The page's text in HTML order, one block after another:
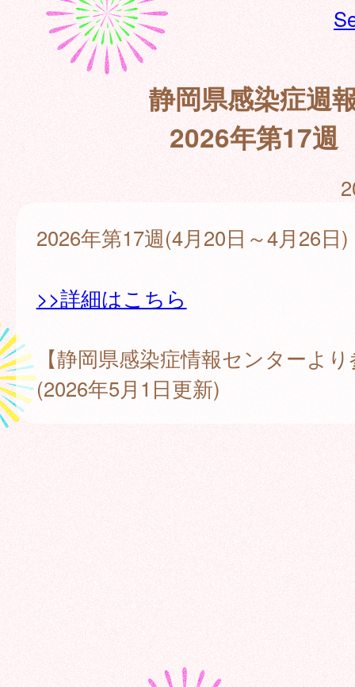
静岡県感染症週
2026年第17週
2026年第17週(4月20日～4月26日)
>>詳細はこちら
【静岡県感染症情報センターよ
(2026年5月1日更新)